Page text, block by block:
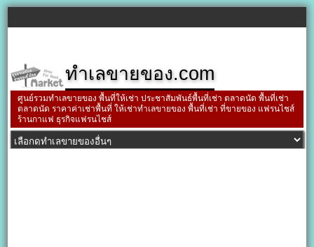
ทำเลขายของ.com
ศูนย์รวมทำเลขายของ พื้นที่ให้เช่า ประชาสัมพันธ์พื้นที่เช่า ตลาดนัด พื้นที่เช่า
ตลาดนัด ราคาค่าเช่าพื้นที่ ให้เช่าทำเลขายของ พื้นที่เช่า ที่ขายของ แฟรนไชส์
ร้านกาแฟ ธุรกิจแฟรนไชส์